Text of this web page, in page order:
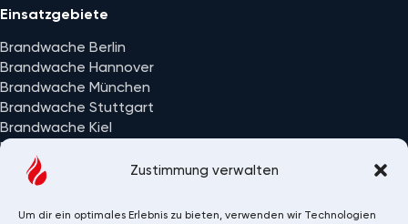
Zustimmung verwalten
Um dir ein optimales Erlebnis zu bieten, verwenden wir Technologien
Einsatzgebiete
Brandwache Berlin
Brandwache Hannover
Brandwache München
Brandwache Stuttgart
Brandwache Kiel
Brandwache Wiesbaden
Alle Einsatzorte